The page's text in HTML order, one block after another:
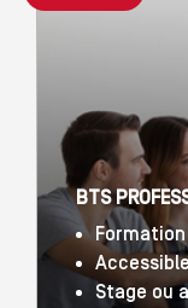
BTS
Stage ou